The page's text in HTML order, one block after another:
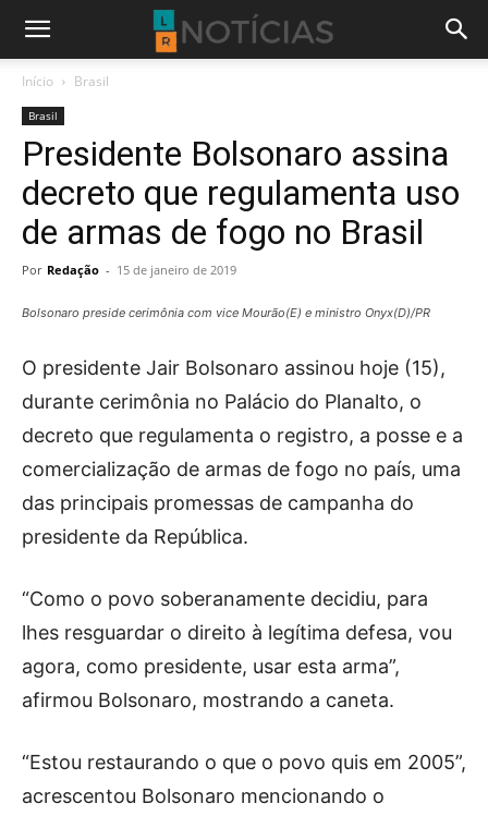
Início Brasil
Brasil
Presidente Bolsonaro assina
decreto que regulamenta uso
de armas de fogo no Brasil
Por Redação - 15 de janeiro de 2019
Bolsonaro preside cerimônia com vice Mourão(E) e ministro Onyx(D)/PR
O presidente Jair Bolsonaro assinou hoje (15),
durante cerimônia no Palácio do Planalto, o
decreto que regulamenta o registro, a posse e a
comercialização de armas de fogo no país, uma
das principais promessas de campanha do
presidente da República.
“Como o povo soberanamente decidiu, para
lhes resguardar o direito à legítima defesa, vou
agora, como presidente, usar esta arma”,
afirmou Bolsonaro, mostrando a caneta.
“Estou restaurando o que o povo quis em 2005”,
acrescentou Bolsonaro mencionando o